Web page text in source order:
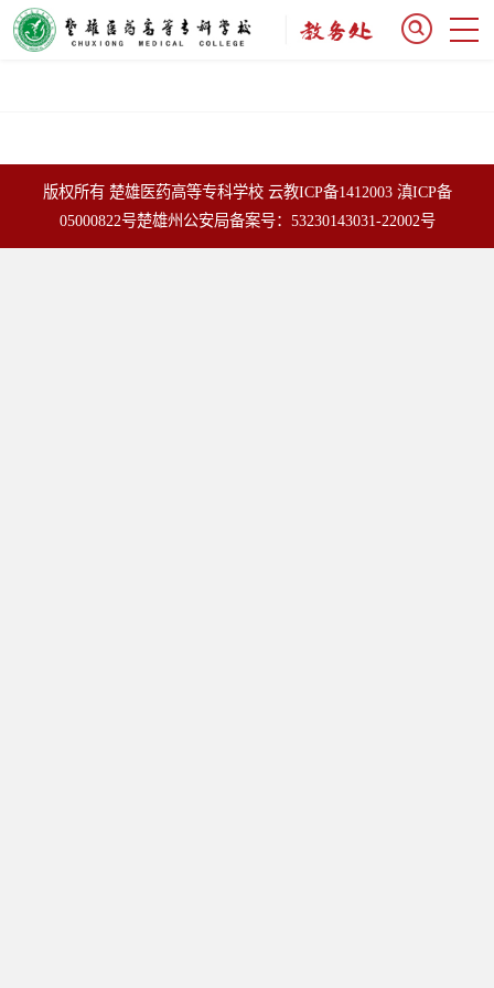
版权所有 楚雄医药高等专科学校 云教ICP备1412003 滇ICP备
05000822号楚雄州公安局备案号：53230143031-22002号